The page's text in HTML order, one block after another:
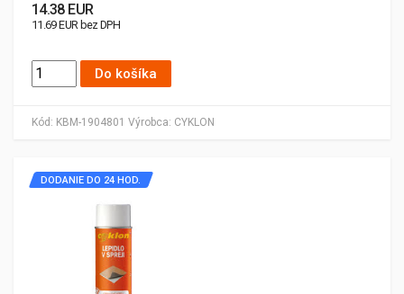
Kód: KBM-1904801 Výrobca: CYKLON
14.38 EUR
11.69 EUR bez DPH
Do košíka
DODANIE DO 24 HOD.